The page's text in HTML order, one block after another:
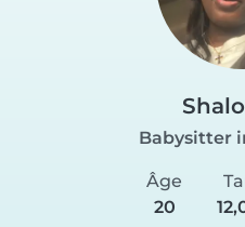
Babysitter
Âge
20